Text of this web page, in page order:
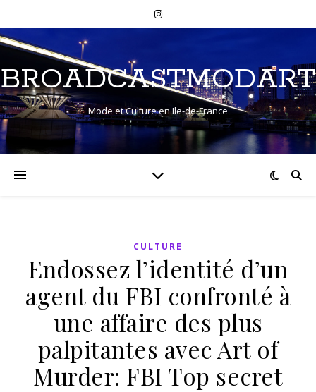
BROADCASTMODART
Mode et Culture en Ile-de-France
CULTURE
Endossez l’identité d’un
agent du FBI confronté à
une affaire des plus
palpitantes avec Art of
Murder: FBI Top secret